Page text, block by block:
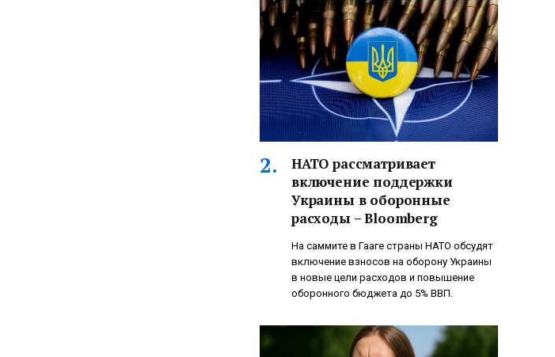
НАТО рассматривает
включение поддержки
Украины в оборонные
расходы – Bloomberg
На саммите в Гааге страны НАТО обсудят
включение взносов на оборону Украины
в новые цели расходов и повышение
оборонного бюджета до 5% ВВП.